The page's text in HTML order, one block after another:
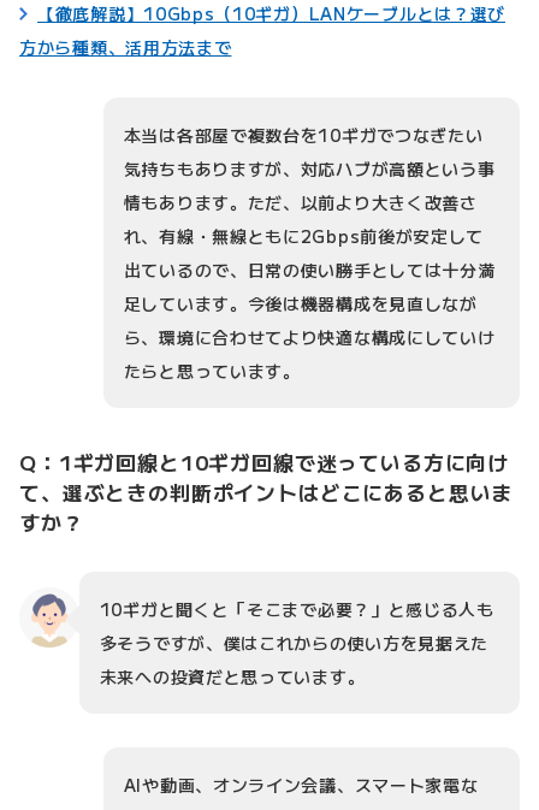
【徹底解説】10Gbps（10ギガ）LANケーブルとは？選び
方から種類、活用方法まで
本当は各部屋で複数台を10ギガでつなぎたい
気持ちもありますが、対応ハブが高額という事
情もあります。ただ、以前より大きく改善さ
れ、有線・無線ともに2Gbps前後が安定して
出ているので、日常の使い勝手としては十分満
足しています。今後は機器構成を見直しなが
ら、環境に合わせてより快適な構成にしていけ
たらと思っています。
Q：1ギガ回線と10ギガ回線で迷っている方に向け
て、選ぶときの判断ポイントはどこにあると思いま
すか？
10ギガと聞くと「そこまで必要？」と感じる人も
多そうですが、僕はこれからの使い方を見据えた
未来への投資だと思っています。
AIや動画、オンライン会議、スマート家電な